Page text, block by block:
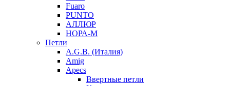
Fuaro
PUNTO
АЛЛЮР
НОРА-М
Петли
A.G.B. (Италия)
Amig
Apecs
Ввертные петли